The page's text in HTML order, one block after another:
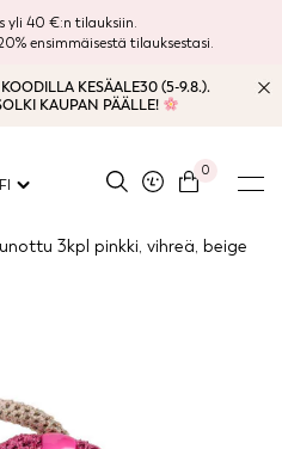
yli 40 €:n tilauksiin.
ensimmäisestä tilauksestasi.
KESÄALE30 (5-9.8.).
KAUPAN PÄÄLLE!
0
FI
3kpl pinkki, vihreä, beige